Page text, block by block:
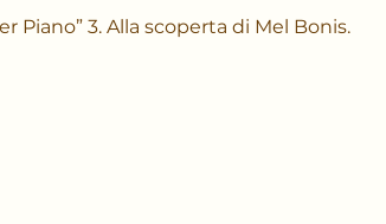
Piano” 3. Alla scoperta di Mel Bonis.